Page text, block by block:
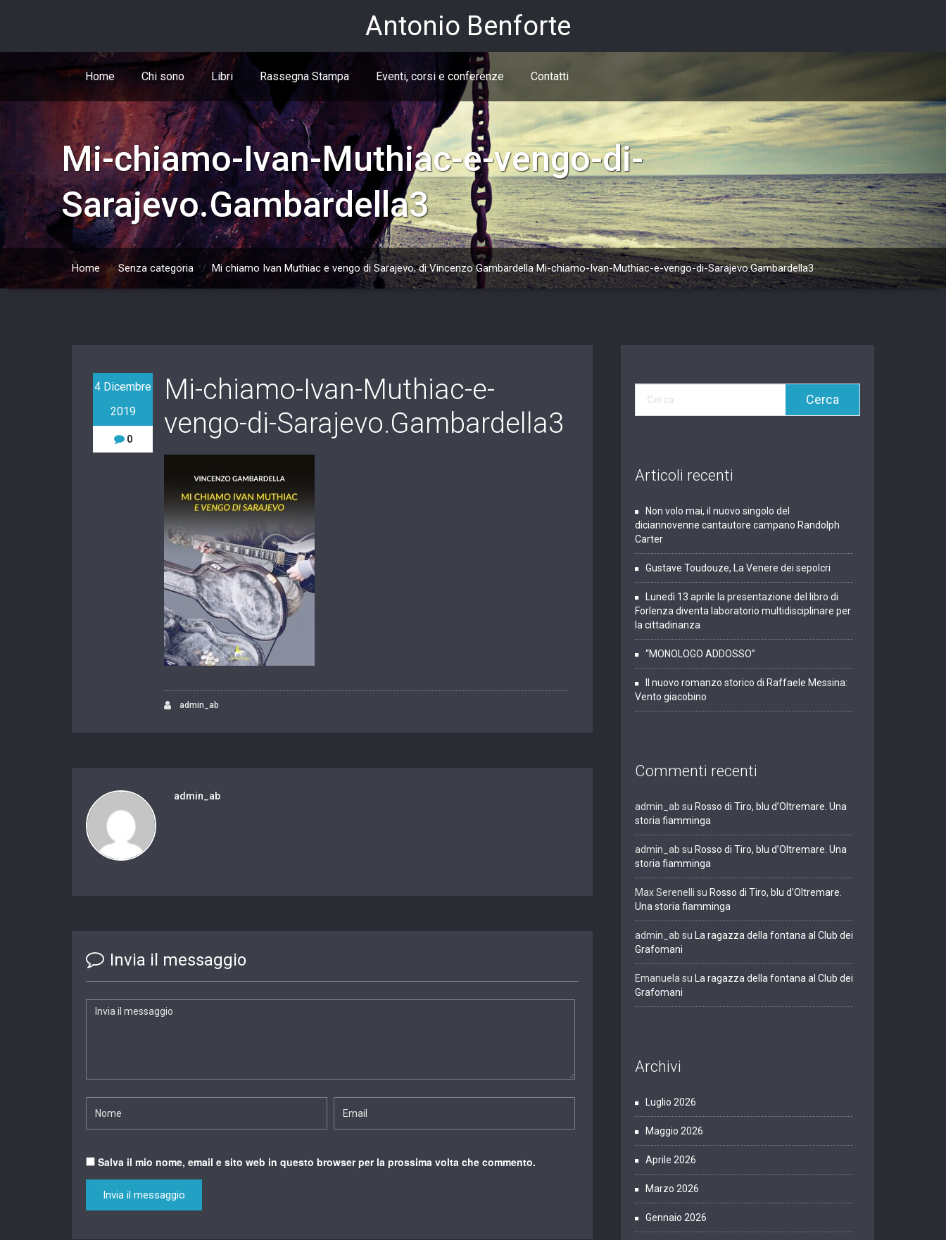
Antonio Benforte
Home Chi sono Libri Rassegna Stampa Eventi, corsi e conferenze Contatti
Mi-chiamo-Ivan-Muthiac-e-vengo-di-
Sarajevo.Gambardella3
Home/Senza categoria / Mi chiamo Ivan Muthiac e vengo di Sarajevo, di Vincenzo Gambardella Mi-chiamo-Ivan-Muthiac-e-vengo-di-Sarajevo.Gambardella3
4 Dicembre
2019
0
Mi-chiamo-Ivan-Muthiac-e-
vengo-di-Sarajevo.Gambardella3
admin_ab
admin_ab
Invia il messaggio
Salva il mio nome, email e sito web in questo browser per la prossima volta che commento.
Articoli recenti
Non volo mai, il nuovo singolo del
diciannovenne cantautore campano Randolph
Carter
Gustave Toudouze, La Venere dei sepolcri
Lunedì 13 aprile la presentazione del libro di
Forlenza diventa laboratorio multidisciplinare per
la cittadinanza
“MONOLOGO ADDOSSO”
Il nuovo romanzo storico di Raffaele Messina:
Vento giacobino
Commenti recenti
admin_ab su Rosso di Tiro, blu d’Oltremare. Una
storia fiamminga
admin_ab su Rosso di Tiro, blu d’Oltremare. Una
storia fiamminga
Max Serenelli su Rosso di Tiro, blu d’Oltremare.
Una storia fiamminga
admin_ab su La ragazza della fontana al Club dei
Grafomani
Emanuelasu La ragazza della fontana al Club dei
Grafomani
Archivi
Luglio 2026
Maggio 2026
Aprile 2026
Marzo 2026
Gennaio 2026